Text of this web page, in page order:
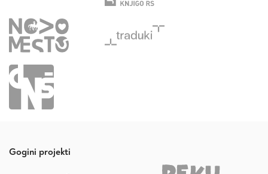
Gogini projekti